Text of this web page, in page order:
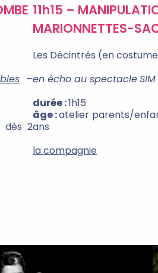
–
dès 2
11h15 –
MARIONNETTES-
Les Décintrés (en
en écho au spectacleSIM
durée :1h15
âge :atelier parents/
ans
la compagnie